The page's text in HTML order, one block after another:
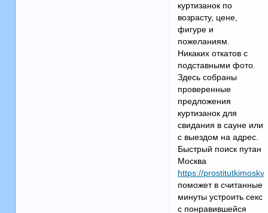
куртизанок по
возрасту, цене,
фигуре и
пожеланиям.
Никаких откатов с
подставными фото.
Здесь собраны
проверенные
предложения
куртизанок для
свидания в сауне или
с выездом на адрес.
Быстрый поиск путан
Москва
https://
поможет в считанные
минуты устроить секс
с понравившейся